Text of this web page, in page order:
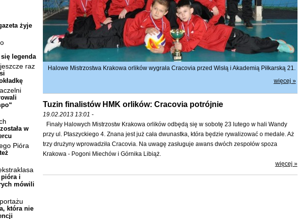
żyje
legenda
raz
w
Pióra
pióra i
mówili
która nie
Halowe Mistrzostwa Krakowa orlików wygrała Cracovia przed Wisłą i Akademią Piłkarską 21.
więcej »
Tuzin finalistów HMK orlików: Cracovia potrójnie
19.02.2013 13:01 -
Finały Halowych Mistrzostw Krakowa orlików odbędą się w sobotę 23 lutego w hali Wandy
przy ul. Ptaszyckiego 4. Znana jest już cała dwunastka, która będzie rywalizować o medale. Aż
trzy drużyny wprowadziła Cracovia. Na uwagę zasługuje awans dwóch zespołów spoza
Krakowa - Pogoni Miechów i Górnika Libiąż.
więcej »